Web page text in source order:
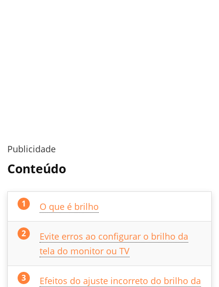
Publicidade
Conteúdo
O que é brilho
Evite erros ao configurar o brilho da
tela do monitor ou TV
Efeitos do ajuste incorreto do brilho da